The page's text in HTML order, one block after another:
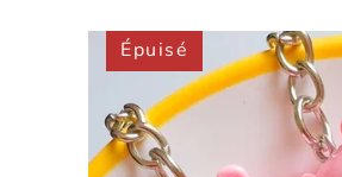
Épuisé